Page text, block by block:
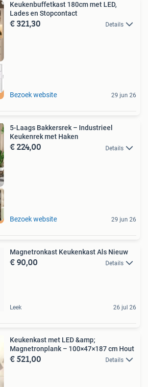
Keukenbuffetkast 180cm met LED,
Lades en Stopcontact
€ 321,30 Details
Bezoek website 29 jun 26
5-Laags Bakkersrek – Industrieel
Keukenrek met Haken
€ 224,00 Details
Bezoek website 29 jun 26
Magnetronkast Keukenkast Als Nieuw
€ 90,00 Details
Leek 26 jul 26
Keukenkast met LED &amp;
Magnetronplank – 100×47×187 cm Hout
€ 521,00 Details